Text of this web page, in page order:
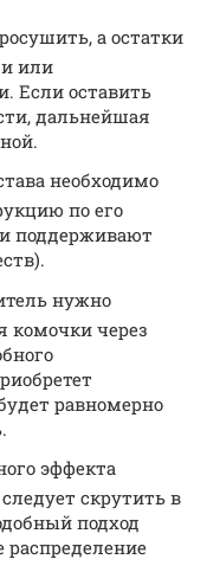
а остатки
или
Если оставить
дальнейшая
необходимо
по его
поддерживают
нужно
комочки через
равномерно
эффекта
скрутить в
подход
распределение